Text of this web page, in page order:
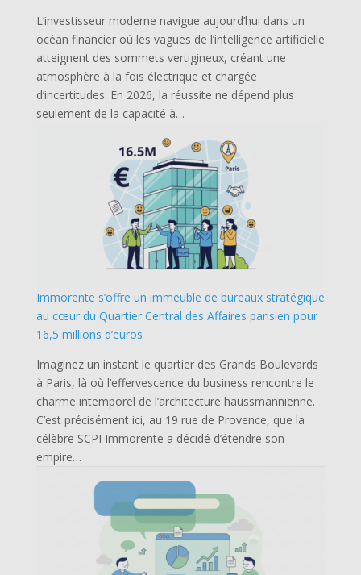
L’investisseur moderne navigue aujourd’hui dans un
océan financier où les vagues de l’intelligence artificielle
atteignent des sommets vertigineux, créant une
atmosphère à la fois électrique et chargée
d’incertitudes. En 2026, la réussite ne dépend plus
seulement de la capacité à…
Immorente s’offre un immeuble de bureaux stratégique
au cœur du Quartier Central des Affaires parisien pour
16,5 millions d’euros
Imaginez un instant le quartier des Grands Boulevards
à Paris, là où l’effervescence du business rencontre le
charme intemporel de l’architecture haussmannienne.
C’est précisément ici, au 19 rue de Provence, que la
célèbre SCPI Immorente a décidé d’étendre son
empire…